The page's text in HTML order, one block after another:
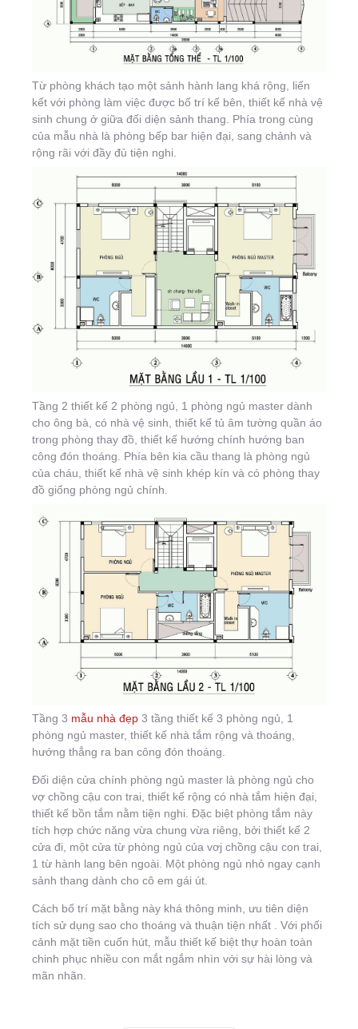
Từ phòng khách tạo một sảnh hành lang khá rộng, liến
kết với phòng làm việc được bố trí kế bên, thiết kế nhà vệ
sinh chung ở giữa đối diện sảnh thang. Phía trong cùng
của mẫu nhà là phòng bếp bar hiện đại, sang chảnh và
rộng rãi với đầy đủ tiện nghi.
Tầng 2 thiết kế 2 phòng ngủ, 1 phòng ngủ master dành
cho ông bà, có nhà vệ sinh, thiết kế tủ âm tường quần áo
trong phòng thay đồ, thiết kế hướng chính hướng ban
công đón thoáng. Phía bên kia cầu thang là phòng ngủ
của cháu, thiết kế nhà vệ sinh khép kín và có phòng thay
đồ giống phòng ngủ chính.
Tầng 3 mẫu nhà đẹp 3 tầng thiết kế 3 phòng ngủ, 1
phòng ngủ master, thiết kế nhà tắm rộng và thoáng,
hướng thẳng ra ban công đón thoáng.
Đối diện cửa chính phòng ngủ master là phòng ngủ cho
vợ chồng cậu con trai, thiết kế rộng có nhà tắm hiện đại,
thiết kế bồn tắm nằm tiện nghi. Đặc biệt phòng tắm này
tích hợp chức năng vừa chung vừa riêng, bởi thiết kế 2
cửa đi, một cửa từ phòng ngủ của vơj chồng cậu con trai,
1 từ hành lang bên ngoài. Một phòng ngủ nhỏ ngay cạnh
sảnh thang dành cho cô em gái út.
Cách bố trí mặt bằng này khá thông minh, ưu tiên diện
tích sử dụng sao cho thoáng và thuận tiện nhất . Với phối
cảnh mặt tiền cuốn hút, mẫu thiết kế biệt thự hoàn toàn
chinh phục nhiều con mắt ngắm nhìn với sự hài lòng và
mãn nhãn.